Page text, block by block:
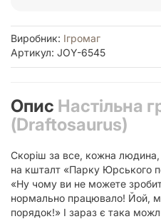
Виробник: Ігромаг
Артикул: JOY-6545
Опис Настільна
(Draftosaurus)
Скоріш за все, кожна
на кшталт «Парку Юрського
«Ну чому ви не можете
нормально працювало! Йой,
порядок!» І зараз є така